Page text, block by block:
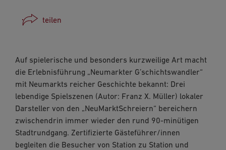
teilen
WhatsApp
Link kopieren
E-Mail
Auf spielerische und besonders kurzweilige Art macht
die Erlebnisführung „Neumarkter G’schichtswandler“
mit Neumarkts reicher Geschichte bekannt: Drei
lebendige Spielszenen (Autor: Franz X. Müller) lokaler
Darsteller von den „NeuMarktSchreiern“ bereichern
zwischendrin immer wieder den rund 90-minütigen
Stadtrundgang. Zertifizierte Gästeführer/innen
begleiten die Besucher von Station zu Station und